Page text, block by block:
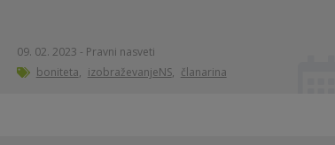
09. 02. 2023 - Pravni nasveti
boniteta, izobraževanjeNS, članarina